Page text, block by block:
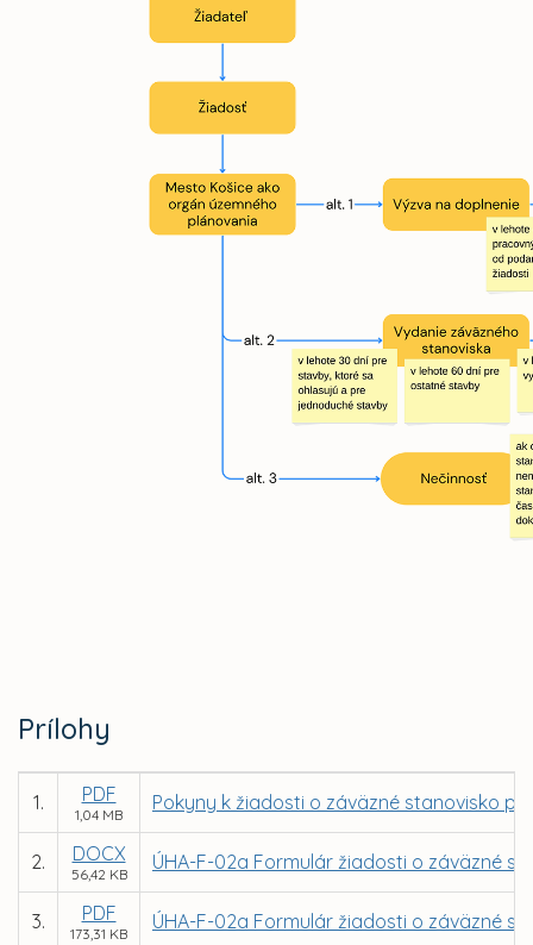
Prílohy
1. PDF
1,04 MB
Pokyny k žiadosti o záväzné stanovisko
2. DOCX
56,42 KB
ÚHA-F-02a Formulár žiadosti o záväzné
3. PDF
173,31 KB
ÚHA-F-02a Formulár žiadosti o záväzné